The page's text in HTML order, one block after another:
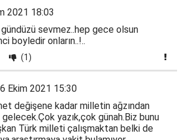
2021 18:03
gündüzü sevmez..hep gece olsun
boyledir onların..!..
(1)
Ekim 2021 15:30
değişene kadar milletin ağzından
yazık,çok günah.Biz bunu
Türk milleti çalışmaktan belki de